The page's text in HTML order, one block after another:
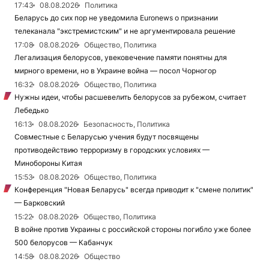
17:43
08.08.2026
Политика
Беларусь до сих пор не уведомила Euronews о признании
телеканала "экстремистским" и не аргументировала решение
17:08
08.08.2026
Общество, Политика
Легализация белорусов, увековечение памяти понятны для
мирного времени, но в Украине война — посол Чорногор
16:32
08.08.2026
Общество, Политика
Нужны идеи, чтобы расшевелить белорусов за рубежом, считает
Лебедько
16:13
08.08.2026
Безопасность, Политика
Совместные с Беларусью учения будут посвящены
противодействию терроризму в городских условиях —
Минобороны Китая
15:53
08.08.2026
Общество, Политика
Конференция "Новая Беларусь" всегда приводит к "смене политик"
— Барковский
15:22
08.08.2026
Общество, Политика
В войне против Украины с российской стороны погибло уже более
500 белорусов — Кабанчук
14:58
08.08.2026
Общество